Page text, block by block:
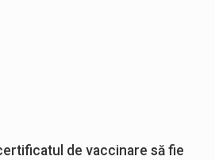
de vaccinare să fie